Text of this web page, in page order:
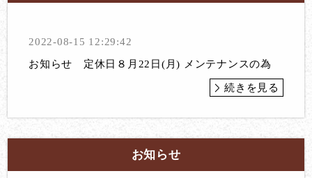
2022-08-15 12:29:42
お知らせ 定休日８月22日(月) メンテナンスの為
続きを見る
お知らせ